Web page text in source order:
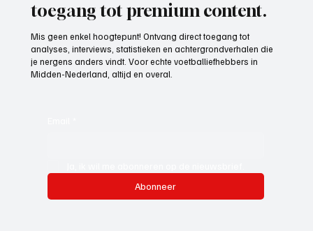
toegang tot premium content.
Mis geen enkel hoogtepunt! Ontvang direct toegang tot
analyses, interviews, statistieken en achtergrondverhalen die
je nergens anders vindt. Voor echte voetballiefhebbers in
Midden-Nederland, altijd en overal.
Abonneer